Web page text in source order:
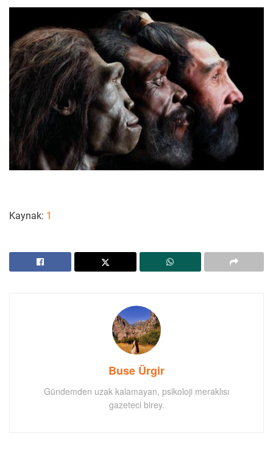
Kaynak: 1
Buse Ürgir
Gündemden uzak kalamayan, psikoloji meraklısı
gazeteci birey.